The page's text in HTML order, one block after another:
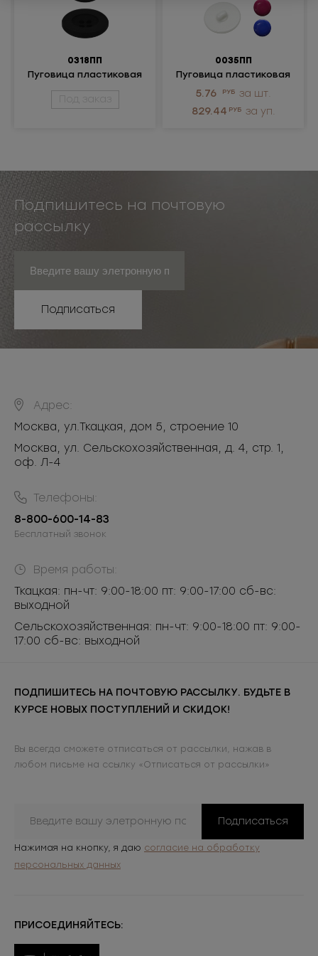
0318ПП
Пуговица пластиковая
Под заказ
0035ПП
Пуговица пластиковая
5.76 РУБ за шт.
829.44 РУБ за уп.
Подпишитесь на почтовую
рассылку
Подписаться
Адрес:
Москва, ул.Ткацкая, дом 5, строение 10
Москва, ул. Сельскохозяйственная, д. 4, стр. 1,
оф. Л-4
Телефоны:
8-800-600-14-83
Бесплатный звонок
Время работы:
Ткацкая: пн-чт: 9:00-18:00 пт: 9:00-17:00 сб-вс:
выходной
Сельскохозяйственная: пн-чт: 9:00-18:00 пт: 9:00-
17:00 сб-вс: выходной
ПОДПИШИТЕСЬ НА ПОЧТОВУЮ РАССЫЛКУ. БУДЬТЕ В
КУРСЕ НОВЫХ ПОСТУПЛЕНИЙ И СКИДОК!
Вы всегда сможете отписаться от рассылки, нажав в
любом письме на ссылку «Отписаться от рассылки»
Подписаться
Нажимая на кнопку, я даю согласие на обработку
персональных данных
ПРИСОЕДИНЯЙТЕСЬ: